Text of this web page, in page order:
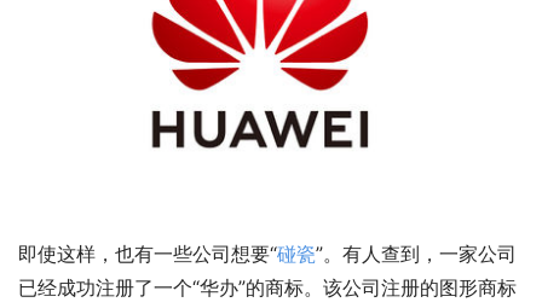
即使这样，也有一些公司想要“碰瓷”。有人查到，一家公司
已经成功注册了一个“华办”的商标。该公司注册的图形商标